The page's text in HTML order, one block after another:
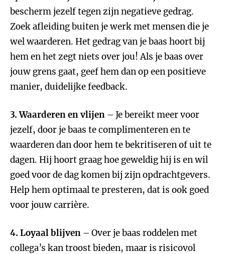
bescherm jezelf tegen zijn negatieve gedrag.
Zoek afleiding buiten je werk met mensen die je
wel waarderen. Het gedrag van je baas hoort bij
hem en het zegt niets over jou! Als je baas over
jouw grens gaat, geef hem dan op een positieve
manier, duidelijke feedback.
3. Waarderen en vlijen – Je bereikt meer voor
jezelf, door je baas te complimenteren en te
waarderen dan door hem te bekritiseren of uit te
dagen. Hij hoort graag hoe geweldig hij is en wil
goed voor de dag komen bij zijn opdrachtgevers.
Help hem optimaal te presteren, dat is ook goed
voor jouw carrière.
4. Loyaal blijven – Over je baas roddelen met
collega’s kan troost bieden, maar is risicovol